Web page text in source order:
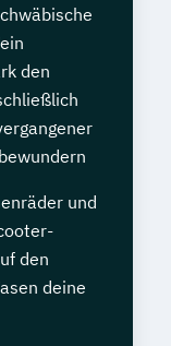
den
und
den
deine